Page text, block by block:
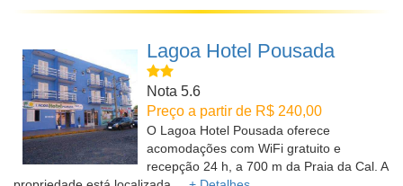
Lagoa Hotel Pousada
Nota 5.6
Preço a partir de R$ 240,00
O Lagoa Hotel Pousada oferece
acomodações com WiFi gratuito e
recepção 24 h, a 700 m da Praia da Cal. A